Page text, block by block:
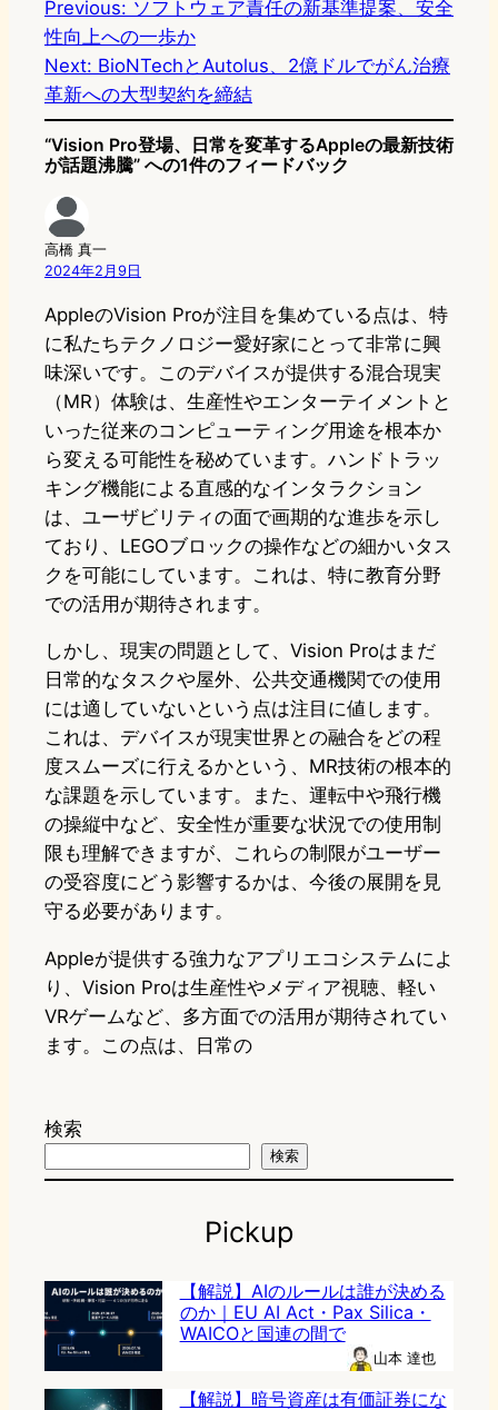
o
d
o
n
k
y
o
o
k
a
Previous: ソフトウェア責任の新基準提案、安全
性向上への一歩か
Next: BioNTechとAutolus、2億ドルでがん治療
革新への大型契約を締結
“Vision Pro登場、日常を変革するAppleの最新技術
が話題沸騰” への1件のフィードバック
高橋 真一
2024年2月9日
AppleのVision Proが注目を集めている点は、特
に私たちテクノロジー愛好家にとって非常に興
味深いです。このデバイスが提供する混合現実
（MR）体験は、生産性やエンターテイメントと
いった従来のコンピューティング用途を根本か
ら変える可能性を秘めています。ハンドトラッ
キング機能による直感的なインタラクション
は、ユーザビリティの面で画期的な進歩を示し
ており、LEGOブロックの操作などの細かいタス
クを可能にしています。これは、特に教育分野
での活用が期待されます。
しかし、現実の問題として、Vision Proはまだ
日常的なタスクや屋外、公共交通機関での使用
には適していないという点は注目に値します。
これは、デバイスが現実世界との融合をどの程
度スムーズに行えるかという、MR技術の根本的
な課題を示しています。また、運転中や飛行機
の操縦中など、安全性が重要な状況での使用制
限も理解できますが、これらの制限がユーザー
の受容度にどう影響するかは、今後の展開を見
守る必要があります。
Appleが提供する強力なアプリエコシステムによ
り、Vision Proは生産性やメディア視聴、軽い
VRゲームなど、多方面での活用が期待されてい
ます。この点は、日常の
検索
検索
Pickup
【解説】AIのルールは誰が決める
のか｜EU AI Act・Pax Silica・
WAICOと国連の間で
山本 達也
【解説】暗号資産は有価証券にな